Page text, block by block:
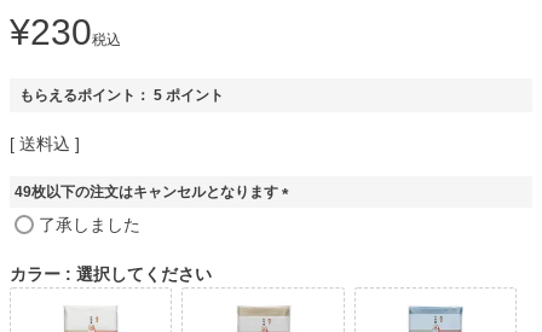
¥230税込
もらえるポイント： 5 ポイント
送料込
49枚以下の注文はキャンセルとなります
)
了承しました
カラー 選択してください